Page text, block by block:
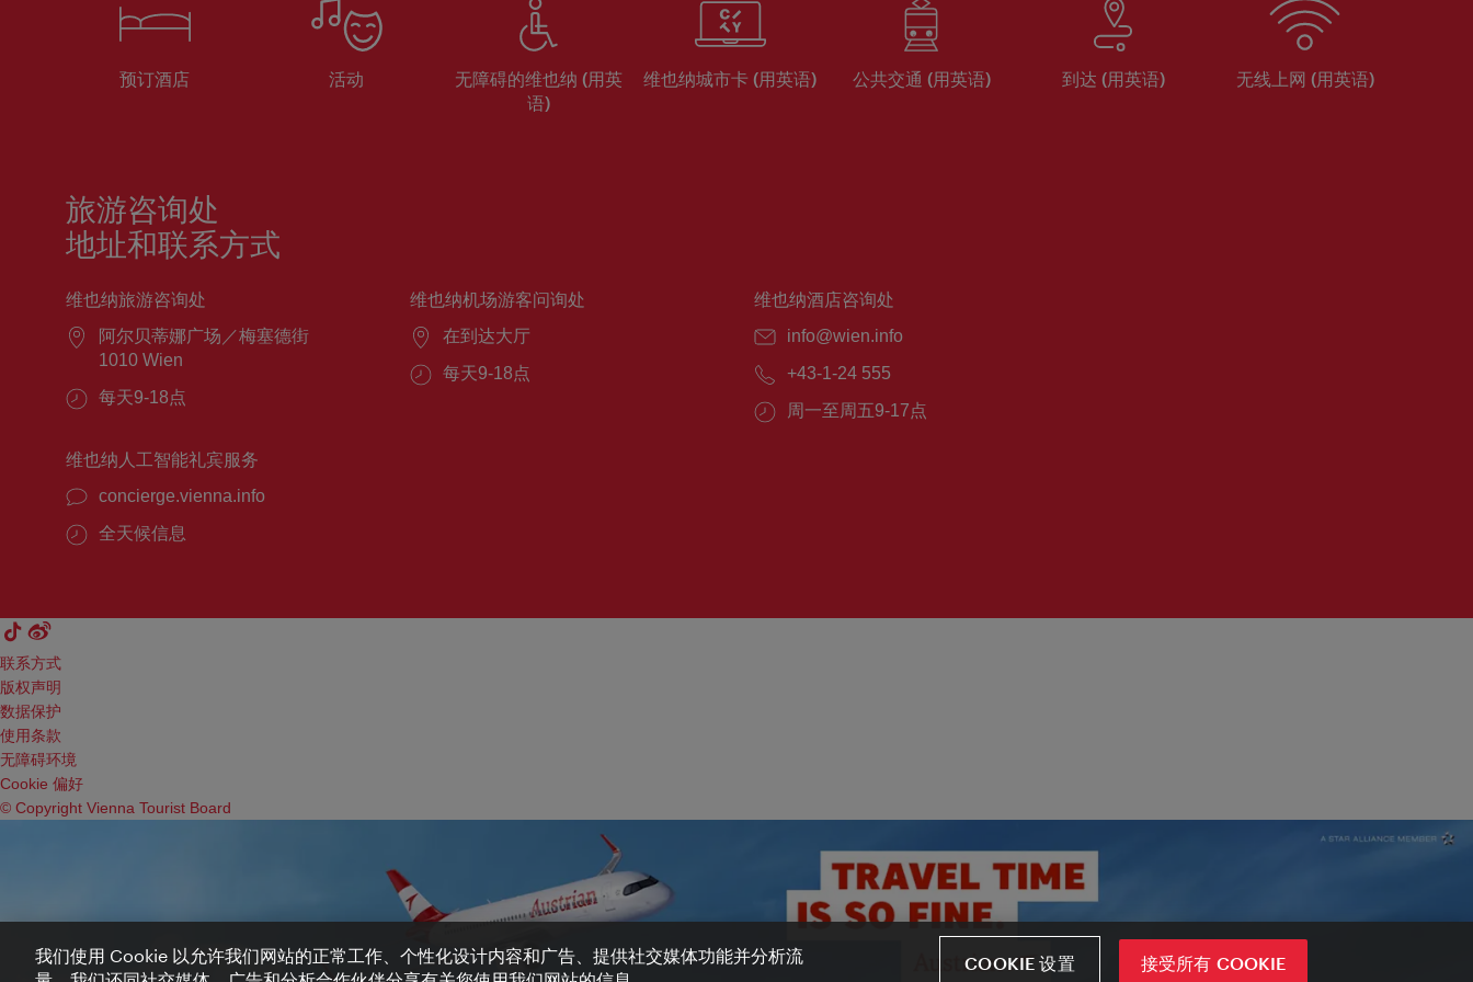
预订酒店 活动
无障碍的维也纳 (用英
语)
维也纳城市卡 (用英语) 公共交通 (用英语) 到达 (用英语) 无线上网 (用英语)
旅游咨询处
地址和联系方式
维也纳旅游咨询处
阿尔贝蒂娜广场／梅塞德街
1010 Wien
每天9-18点
维也纳机场游客问询处
在到达大厅
每天9-18点
维也纳酒店咨询处
info@wien.info
+43-1-24 555
周一至周五9-17点
维也纳人工智能礼宾服务
concierge.vienna.info
全天候信息
联系方式
版权声明
数据保护
使用条款
无障碍环境
Cookie 偏好
© Copyright Vienna Tourist Board
我们使用 Cookie 以允许我们网站的正常工作、个性化设计内容和广告、提供社交媒体功能并分析流
COOKIE 设置 接受所有 COOKIE